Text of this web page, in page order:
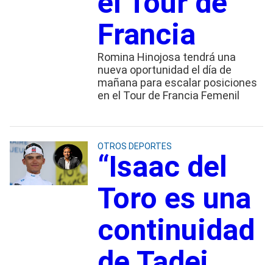
Francia
Romina Hinojosa tendrá una
nueva oportunidad el día de
mañana para escalar posiciones
en el Tour de Francia Femenil
OTROS DEPORTES
“Isaac del
Toro es una
continuidad